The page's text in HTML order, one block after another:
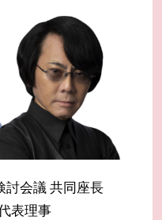
会議 共同座長
表理事